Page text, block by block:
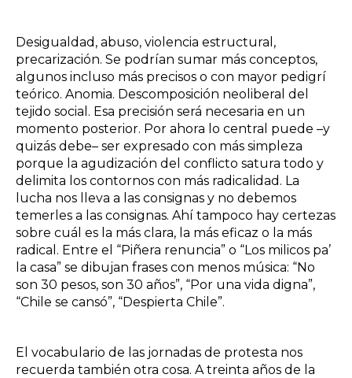
Desigualdad, abuso, violencia estructural,
precarización. Se podrían sumar más conceptos,
algunos incluso más precisos o con mayor pedigrí
teórico. Anomia. Descomposición neoliberal del
tejido social. Esa precisión será necesaria en un
momento posterior. Por ahora lo central puede –y
quizás debe– ser expresado con más simpleza
porque la agudización del conflicto satura todo y
delimita los contornos con más radicalidad. La
lucha nos lleva a las consignas y no debemos
temerles a las consignas. Ahí tampoco hay certezas
sobre cuál es la más clara, la más eficaz o la más
radical. Entre el “Piñera renuncia” o “Los milicos pa’
la casa” se dibujan frases con menos música: “No
son 30 pesos, son 30 años”, “Por una vida digna”,
“Chile se cansó”, “Despierta Chile”.
El vocabulario de las jornadas de protesta nos
recuerda también otra cosa. A treinta años de la